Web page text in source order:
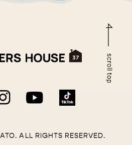
ALL RIGHTS RESERVED.